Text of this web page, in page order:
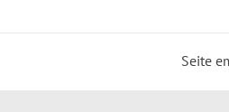
Seite